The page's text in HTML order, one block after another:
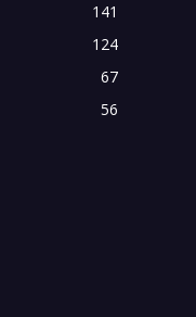
141
124
67
56